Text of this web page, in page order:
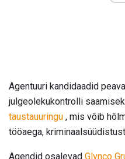
Agentuuri kandidaadid
julgeolekukontrolli
taustauuringu , mis võib
tööaega,
Agendid osalevad Glynco